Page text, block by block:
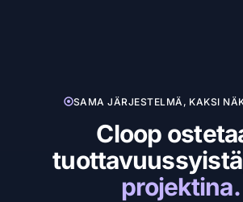
SAMA JÄRJESTELMÄ, KAKSI
Cloop
projektina.